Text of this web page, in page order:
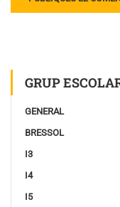
GRUP
GENERAL
BRESSOL
I3
I4
I5